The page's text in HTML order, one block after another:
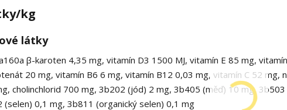
kg
látky
β-karoten 4,35 mg, vitamín D3 1500 MJ, vitamín E 85 mg,
20 mg, vitamín B6 6 mg, vitamín B12 0,03 mg, vitamín C 52 mg,
cholinchlorid 700 mg, 3b202 (jód) 2 mg, 3b405 (měď) 10 mg,
(selen) 0,1 mg, 3b811 (organický selen) 0,1 mg